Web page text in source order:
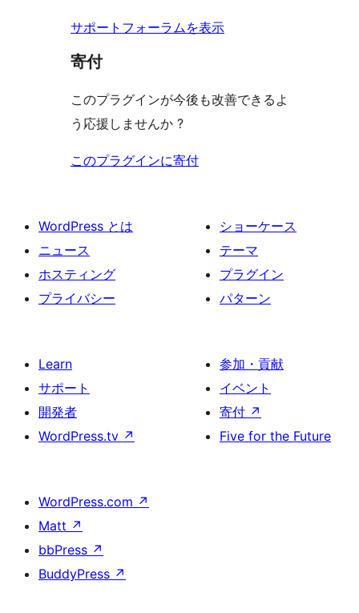
サポートフォーラムを表示
寄付
このプラグインが今後も改善できるよ
う応援しませんか ?
このプラグインに寄付
WordPress とは
ニュース
ホスティング
プライバシー
ショーケース
テーマ
プラグイン
パターン
Learn
サポート
開発者
WordPress.tv ↗
参加・貢献
イベント
寄付 ↗
Five for the Future
WordPress.com ↗
Matt ↗
bbPress ↗
BuddyPress ↗